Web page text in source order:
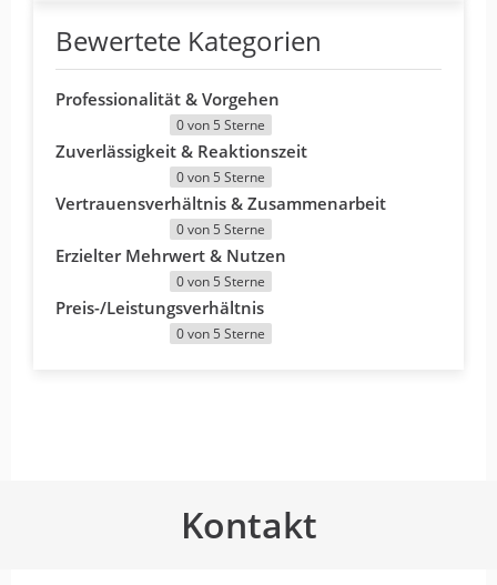
Bewertete Kategorien
Professionalität & Vorgehen
0 von 5 Sterne
Zuverlässigkeit & Reaktionszeit
0 von 5 Sterne
Vertrauensverhältnis & Zusammenarbeit
0 von 5 Sterne
Erzielter Mehrwert & Nutzen
0 von 5 Sterne
Preis-/Leistungsverhältnis
0 von 5 Sterne
Kontakt